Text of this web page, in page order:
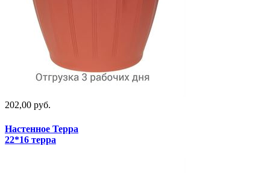
202,00 руб.
Настенное Терра
22*16 терра